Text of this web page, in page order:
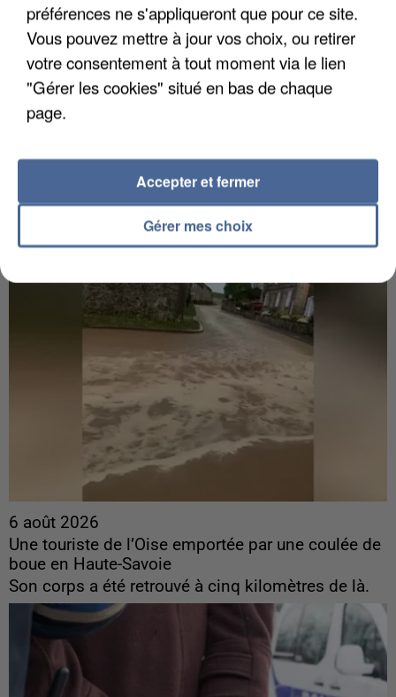
6 août 2026
ingérences...
Sollicité, Sébastien Lecornu annonce un "travail
commun" avec les partis à la rentrée.
6 août 2026
Une touriste de l’Oise emportée par une coulée de
boue en Haute-Savoie
Son corps a été retrouvé à cinq kilomètres de là.
préférences ne s'appliqueront que pour ce site.
Vous pouvez mettre à jour vos choix, ou retirer
votre consentement à tout moment via le lien
"Gérer les cookies" situé en bas de chaque
page.
Gérer mes choix
Accepter et fermer